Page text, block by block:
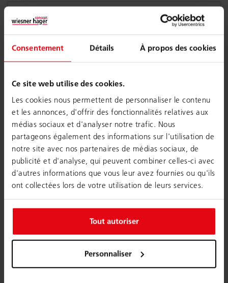
Consentement Détails À propos des cookies
Ce site web utilise des cookies.
Les cookies nous permettent de personnaliser le contenu
et les annonces, d'offrir des fonctionnalités relatives aux
médias sociaux et d'analyser notre trafic. Nous
partageons également des informations sur l'utilisation de
notre site avec nos partenaires de médias sociaux, de
publicité et d'analyse, qui peuvent combiner celles-ci avec
d'autres informations que vous leur avez fournies ou qu'ils
ont collectées lors de votre utilisation de leurs services.
Tout autoriser
Personnaliser
PAYS
E-MAIL
OBJET
MESSAGE
je suis d'accord avec le politique de confidentialité